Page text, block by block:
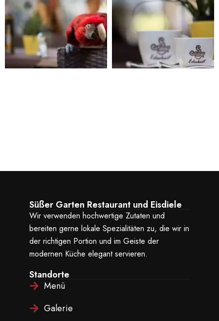
Süßer Garten Restaurant und Eisdiele
Wir verwenden hochwertige Zutaten und
bereiten gerne lokale Spezialitäten zu, die wir in
der richtigen Portion und im Geiste der
modernen Küche elegant servieren.
Standorte
Menü
Galerie